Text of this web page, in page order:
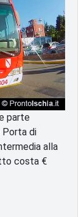
parte
Porta di
alla
costa €